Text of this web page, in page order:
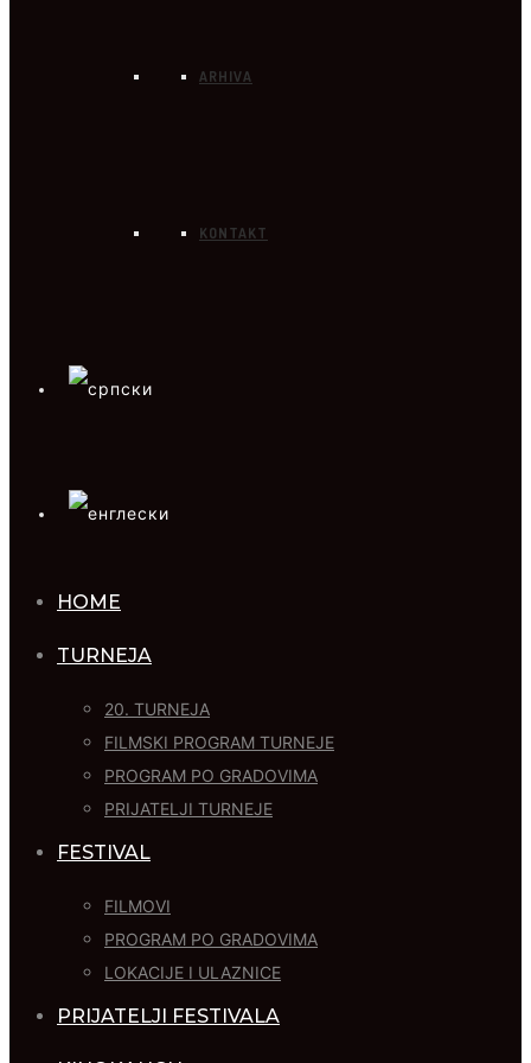
ARHIVA
KONTAKT
HOME
TURNEJA
20. TURNEJA
FILMSKI PROGRAM TURNEJE
PROGRAM PO GRADOVIMA
PRIJATELJI TURNEJE
FESTIVAL
FILMOVI
PROGRAM PO GRADOVIMA
LOKACIJE I ULAZNICE
PRIJATELJI FESTIVALA